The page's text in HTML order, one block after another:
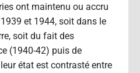
ont maintenu ou accru
et 1944, soit dans le
soit du fait des
(1940-42) puis de
état est contrasté entre